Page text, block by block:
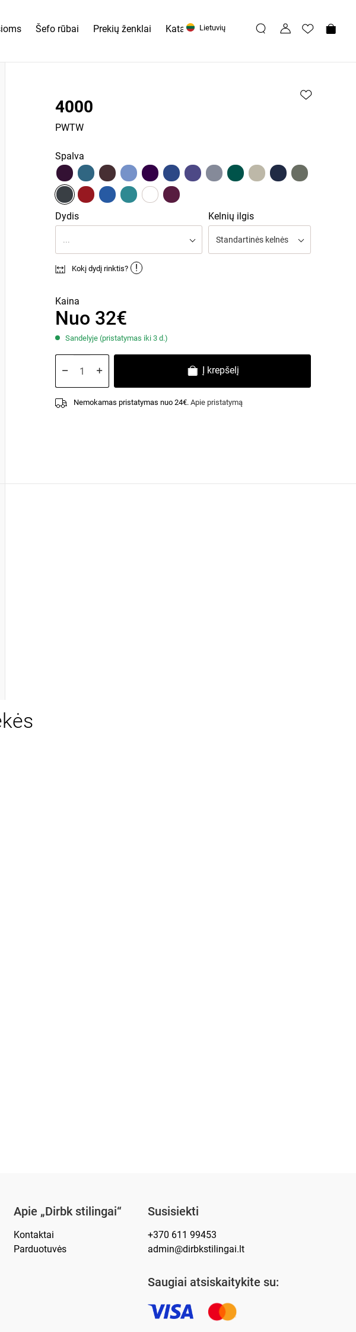
Šefo rūbai Prekių ženklai KatalogaiLietuvių
4000
PWTW
Spalva
Dydis
...
Kelnių ilgis
Standartinės kelnės
Kokį dydį rinktis? !
Kaina
Nuo 32€
Sandelyje (pristatymas iki 3 d.)
Į krepšelį
Nemokamas pristatymas nuo 24€.Apie pristatymą
Apie „Dirbk stilingai“
Kontaktai
Parduotuvės
Susisiekti
+370 611 99453
admin@dirbkstilingai.lt
Saugiai atsiskaitykite su: